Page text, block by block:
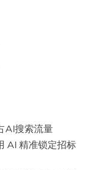
AI搜索流量
AI 精准锁定招标